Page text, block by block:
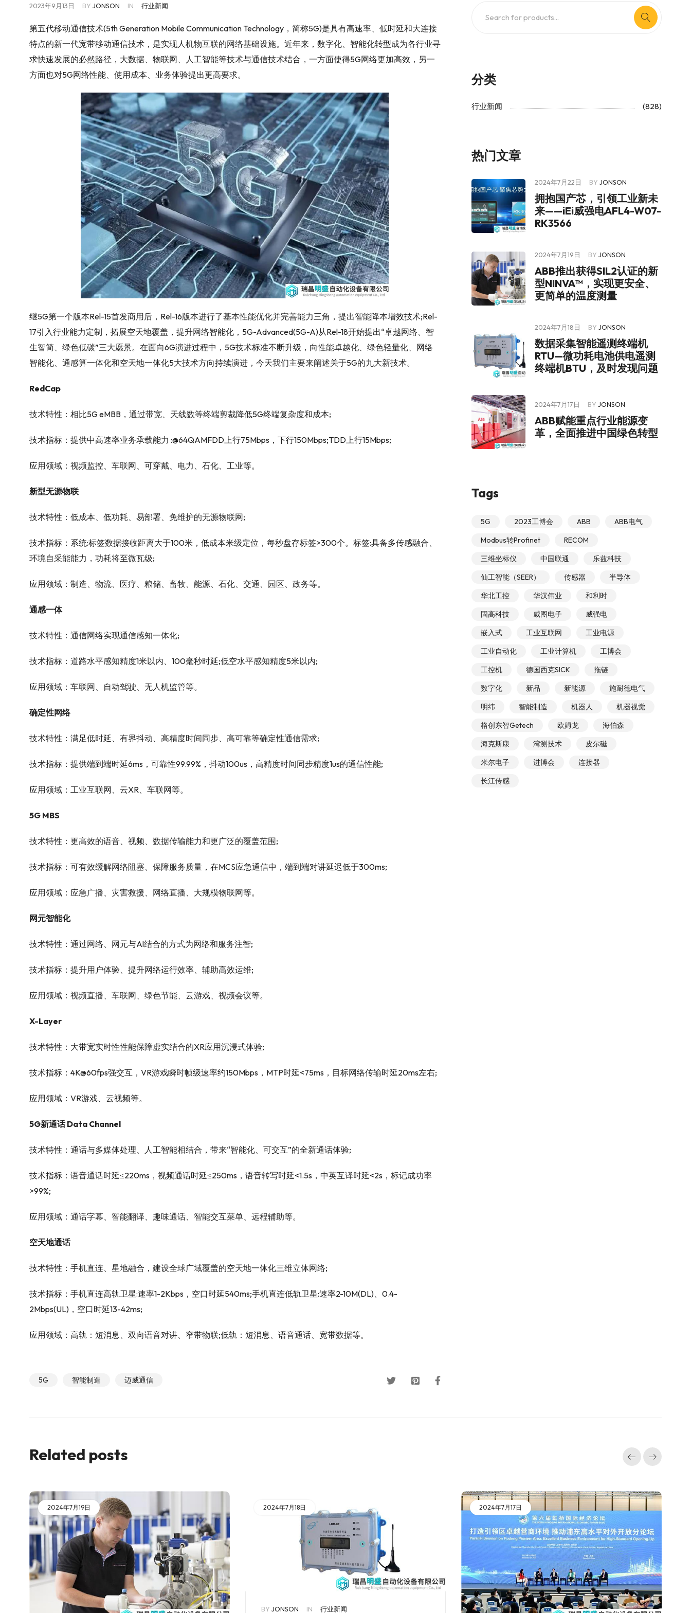
2023年9月13日 BY JONSON IN 行业新闻
第五代移动通信技术(5th Generation Mobile Communication Technology，简称5G)是具有高速率、低时延和大连接
特点的新一代宽带移动通信技术，是实现人机物互联的网络基础设施。近年来，数字化、智能化转型成为各行业寻
求快速发展的必然路径，大数据、物联网、人工智能等技术与通信技术结合，一方面使得5G网络更加高效，另一
方面也对5G网络性能、使用成本、业务体验提出更高要求。
继5G第一个版本Rel-15首发商用后，Rel-16版本进行了基本性能优化并完善能力三角，提出智能降本增效技术;Rel-
17引入行业能力定制，拓展空天地覆盖，提升网络智能化，5G-Advanced(5G-A)从Rel-18开始提出“卓越网络、智
生智简、绿色低碳”三大愿景。在面向6G演进过程中，5G技术标准不断升级，向性能卓越化、绿色轻量化、网络
智能化、通感算一体化和空天地一体化5大技术方向持续演进，今天我们主要来阐述关于5G的九大新技术。
RedCap
技术特性：相比5G eMBB，通过带宽、天线数等终端剪裁降低5G终端复杂度和成本;
技术指标：提供中高速率业务承载能力 :@64QAMFDD上行75Mbps，下行150Mbps;TDD上行15Mbps;
应用领域：视频监控、车联网、可穿戴、电力、石化、工业等。
新型无源物联
技术特性：低成本、低功耗、易部署、免维护的无源物联网;
技术指标：系统:标签数据接收距离大于100米，低成本米级定位，每秒盘存标签>300个。标签:具备多传感融合、
环境自采能能力，功耗将至微瓦级;
应用领域：制造、物流、医疗、粮储、畜牧、能源、石化、交通、园区、政务等。
通感一体
技术特性：通信网络实现通信感知一体化;
技术指标：道路水平感知精度1米以内、100毫秒时延;低空水平感知精度5米以内;
应用领域：车联网、自动驾驶、无人机监管等。
确定性网络
技术特性：满足低时延、有界抖动、高精度时间同步、高可靠等确定性通信需求;
技术指标：提供端到端时延6ms，可靠性99.99%，抖动100us，高精度时间同步精度1us的通信性能;
应用领域：工业互联网、云XR、车联网等。
5G MBS
技术特性：更高效的语音、视频、数据传输能力和更广泛的覆盖范围;
技术指标：可有效缓解网络阻塞、保障服务质量，在MCS应急通信中，端到端对讲延迟低于300ms;
应用领域：应急广播、灾害救援、网络直播、大规模物联网等。
网元智能化
技术特性：通过网络、网元与Al结合的方式为网络和服务注智;
技术指标：提升用户体验、提升网络运行效率、辅助高效运维;
应用领域：视频直播、车联网、绿色节能、云游戏、视频会议等。
X-Layer
技术特性：大带宽实时性性能保障虚实结合的XR应用沉浸式体验;
技术指标：4K@60fps强交互，VR游戏瞬时帧级速率约150Mbps，MTP时延<75ms，目标网络传输时延20ms左右;
应用领域：VR游戏、云视频等。
5G新通话 Data Channel
技术特性：通话与多媒体处理、人工智能相结合，带来“智能化、可交互”的全新通话体验;
技术指标：语音通话时延≤220ms，视频通话时延≤250ms，语音转写时延<1.5s，中英互译时延<2s，标记成功率
>99%;
应用领域：通话字幕、智能翻译、趣味通话、智能交互菜单、远程辅助等。
空天地通话
技术特性：手机直连、星地融合，建设全球广域覆盖的空天地一体化三维立体网络;
技术指标：手机直连高轨卫星:速率1-2Kbps，空口时延540ms;手机直连低轨卫星:速率2-10M(DL)、0.4-
2Mbps(UL)，空口时延13-42ms;
应用领域：高轨：短消息、双向语音对讲、窄带物联;低轨：短消息、语音通话、宽带数据等。
5G 智能制造 迈威通信
分类
行业新闻 (828)
热门文章
2024年7月22日 BY JONSON
拥抱国产芯，引领工业新未
来——iEi威强电AFL4-W07-
RK3566
2024年7月19日 BY JONSON
ABB推出获得SIL2认证的新
型NINVA™，实现更安全、
更简单的温度测量
2024年7月18日 BY JONSON
数据采集智能遥测终端机
RTU—微功耗电池供电遥测
终端机BTU，及时发现问题
2024年7月17日 BY JONSON
ABB赋能重点行业能源变
革，全面推进中国绿色转型
Tags
5G 2023工博会 ABB
ABB电气
Modbus转Profinet
RECOM
三维坐标仪
中国联通
乐兹科技
仙工智能（SEER）
传感器
半导体
华北工控
华汉伟业
和利时
固高科技
威图电子
威强电
嵌入式
工业互联网
工业电源
工业自动化
工业计算机
工博会
工控机
德国西克SICK
拖链
数字化
新品 新能源
施耐德电气
明纬
智能制造 机器人
机器视觉
格创东智Getech
欧姆龙
海伯森
海克斯康
湾测技术
皮尔磁
米尔电子
进博会
连接器
长江传感
Related posts
2024年7月19日 2024年7月18日
BY JONSON IN 行业新闻
2024年7月17日